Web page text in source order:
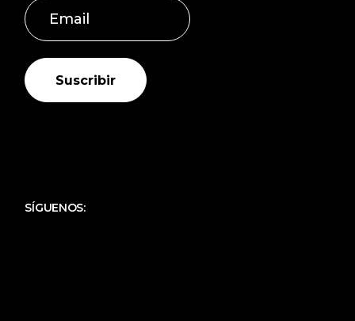
Suscribir
SÍGUENOS: